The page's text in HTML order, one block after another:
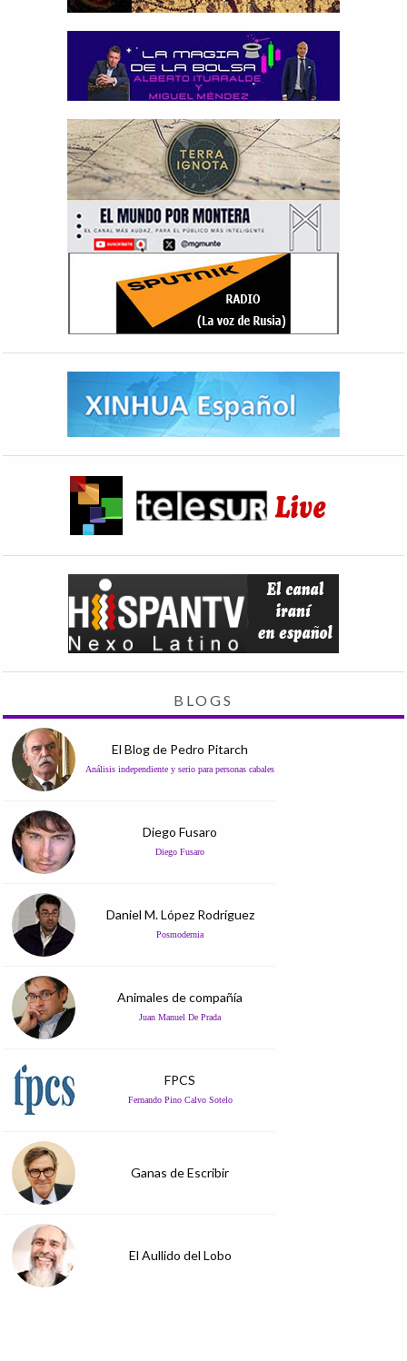
BLOGS
El Blog de Pedro Pitarch
Análisis independiente y serio para personas cabales
Diego Fusaro
Diego Fusaro
Daniel M. López Rodríguez
Posmodernia
Animales de compañía
Juan Manuel De Prada
FPCS
Fernando Pino Calvo Sotelo
Ganas de Escribir
El Aullido del Lobo